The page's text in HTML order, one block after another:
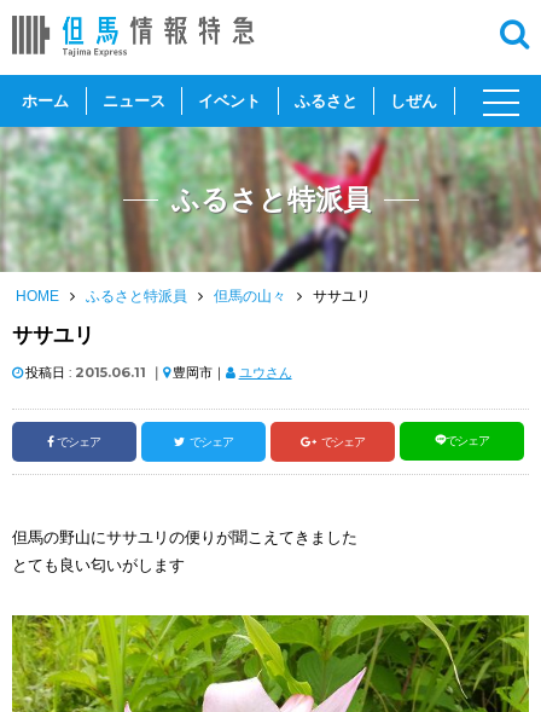
ホーム ニュース イベント ふるさと しぜん
toggle
ふるさと特派員
HOME ふるさと特派員 但馬の山々 ササユリ
ササユリ
投稿日 : 2015.06.11 ｜ 豊岡市｜ ユウさん
でシェア でシェア でシェア でシェア
但馬の野山にササユリの便りが聞こえてきました
とても良い匂いがします